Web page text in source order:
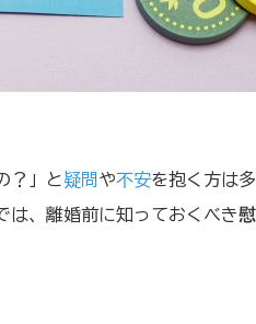
？」と疑問や不安を抱く方は
は、離婚前に知っておくべき